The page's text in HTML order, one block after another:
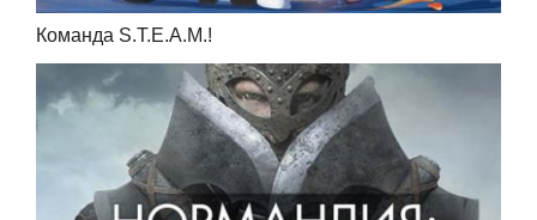
Команда S.T.E.A.M.!